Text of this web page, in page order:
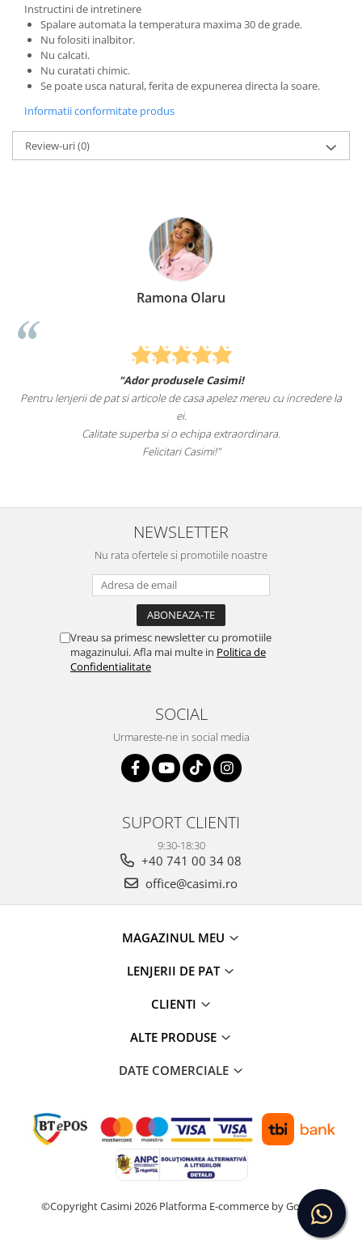
Instructini de intretinere
Spalare automata la temperatura maxima 30 de grade.
Nu folositi inalbitor.
Nu calcati.
Nu curatati chimic.
Se poate usca natural, ferita de expunerea directa la soare.
Informatii conformitate produs
Review-uri(0)
Ramona Olaru
"Ador produsele Casimi!
Pentru lenjerii de pat si articole de casa apelez mereu cu incredere la
ei.
Calitate superba si o echipa extraordinara.
Felicitari Casimi!"
NEWSLETTER
Nu rata ofertele si promotiile noastre
Vreau sa primesc newsletter cu promotiile
magazinului. Afla mai multe in Politica de
Confidentialitate
SOCIAL
Urmareste-ne in social media
SUPORT CLIENTI
9:30-18:30
+40 741 00 34 08
office@casimi.ro
MAGAZINUL MEU
LENJERII DE PAT
CLIENTI
ALTE PRODUSE
DATE COMERCIALE
©Copyright Casimi 2026 Platforma E-commerce by Gomag